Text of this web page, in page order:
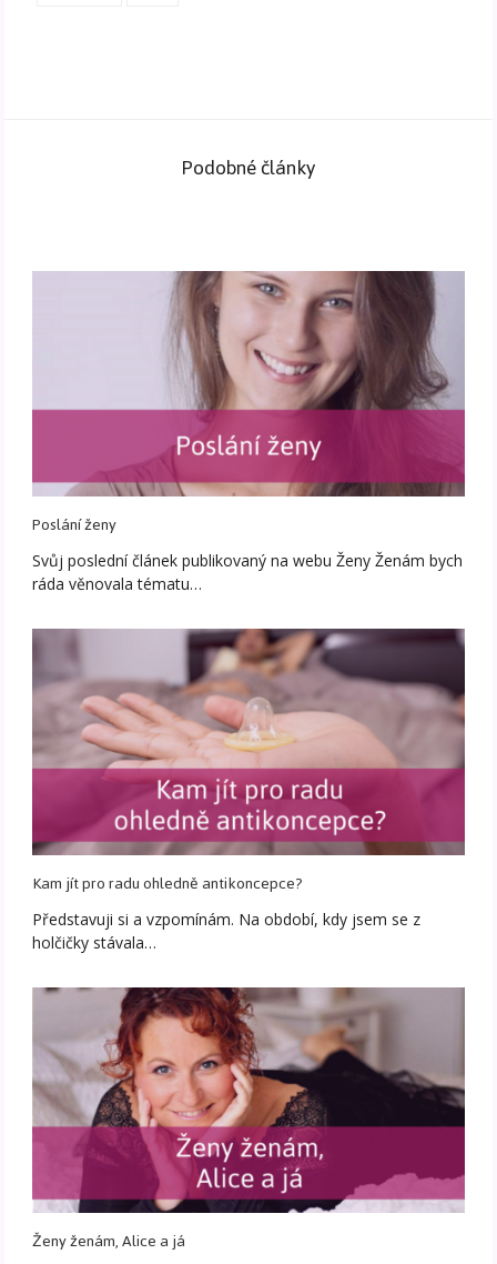
Podobné články
Poslání ženy
Svůj poslední článek publikovaný na webu Ženy Ženám bych
ráda věnovala tématu…
Kam jít pro radu ohledně antikoncepce?
Představuji si a vzpomínám. Na období, kdy jsem se z
holčičky stávala…
Ženy ženám, Alice a já